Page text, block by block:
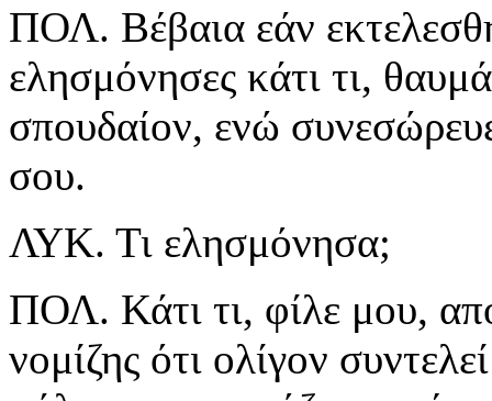
ΠΟΛ. Βέβαια εάν
ελησμόνησες κάτι τι,
σπουδαίον, ενώ
σου.
ΛΥΚ. Τι ελησμόνησα;
ΠΟΛ. Κάτι τι, φίλε μου,
νομίζης ότι ολίγον